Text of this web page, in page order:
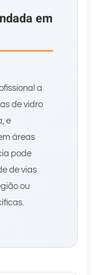
em
a
de vidro
e
áreas
pode
de vias
ou